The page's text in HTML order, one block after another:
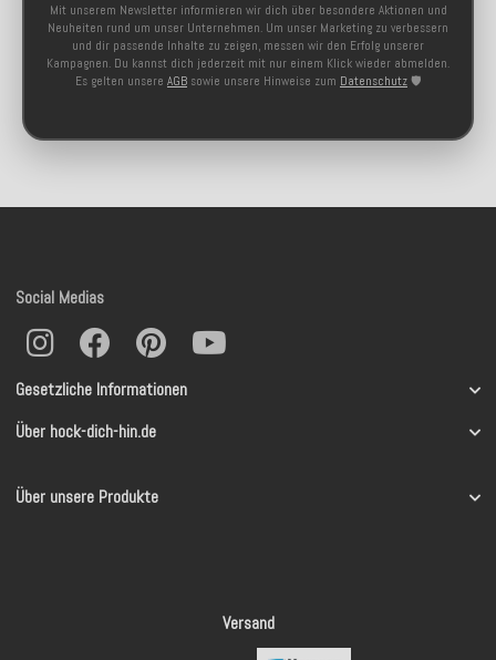
Mit unserem Newsletter informieren wir dich über besondere Aktionen und
Neuheiten rund um unser Unternehmen. Um unser Marketing zu verbessern
und dir passende Inhalte zu zeigen, messen wir den Erfolg unserer
Kampagnen. Du kannst dich jederzeit mit nur einem Klick wieder abmelden.
Es gelten unsere AGB sowie unsere Hinweise zum Datenschutz 🛡️
Gesetzliche Informationen
Über hock-dich-hin.de
Über unsere Produkte
Social Medias
Versand